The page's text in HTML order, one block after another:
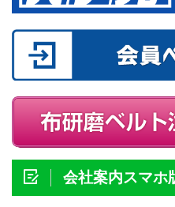
会社案内スマホ